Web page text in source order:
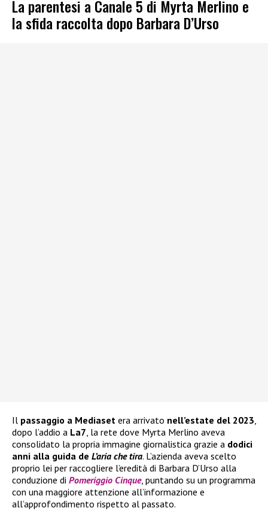
La parentesi a Canale 5 di Myrta Merlino e
la sfida raccolta dopo Barbara D’Urso
Il passaggio a Mediaset era arrivato nell’estate del 2023,
dopo l’addio a La7, la rete dove Myrta Merlino aveva
consolidato la propria immagine giornalistica grazie a dodici
anni alla guida de L’aria che tira. L’azienda aveva scelto
proprio lei per raccogliere l’eredità di Barbara D’Urso alla
conduzione di Pomeriggio Cinque, puntando su un programma
con una maggiore attenzione all’informazione e
all’approfondimento rispetto al passato.